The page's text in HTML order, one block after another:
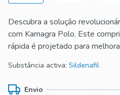
Descubra a solução
com Kamagra Polo. Este
rápida é projetado para
Kamagra Polo, você pode
amorosa e desfrutar de
Substância activa: Sildenafil
Envio